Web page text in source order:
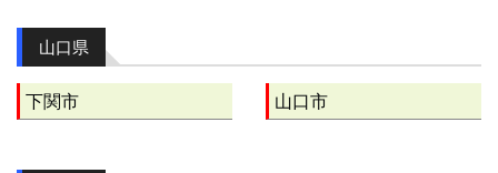
山口県
下関市 山口市